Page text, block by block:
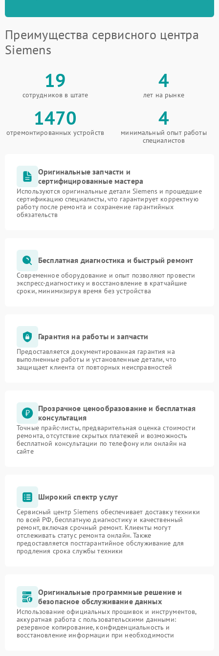
Преимущества сервисного центра
Siemens
19
сотрудников в штате
4
лет на рынке
1470
отремонтированных устройств
4
минимальный опыт работы
специалистов
Оригинальные запчасти и
сертифицированные мастера
Используются оригинальные детали Siemens и прошедшие
сертификацию специалисты, что гарантирует корректную
работу после ремонта и сохранение гарантийных
обязательств
Бесплатная диагностика и быстрый ремонт
Современное оборудование и опыт позволяют провести
экспресс-диагностику и восстановление в кратчайшие
сроки, минимизируя время без устройства
Гарантия на работы и запчасти
Предоставляется документированная гарантия на
выполненные работы и установленные детали, что
защищает клиента от повторных неисправностей
Прозрачное ценообразование и бесплатная
консультация
Точные прайс-листы, предварительная оценка стоимости
ремонта, отсутствие скрытых платежей и возможность
бесплатной консультации по телефону или онлайн на
сайте
Широкий спектр услуг
Сервисный центр Siemens обеспечивает доставку техники
по всей РФ, бесплатную диагностику и качественный
ремонт, включая срочный ремонт. Клиенты могут
отслеживать статус ремонта онлайн. Также
предоставляется постгарантийное обслуживание для
продления срока службы техники
Оригинальные программные решение и
безопасное обслуживание данных
Использование официальных прошивок и инструментов,
аккуратная работа с пользовательскими данными:
резервное копирование, конфиденциальность и
восстановление информации при необходимости